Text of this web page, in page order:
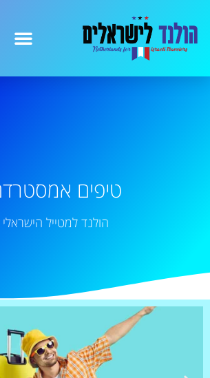
טיפים
הולנד למטייל הישראלי